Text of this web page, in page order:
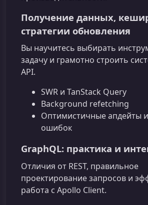
Получение данных,
стратегии обновления
Вы научитесь выбирать
задачу и грамотно строить
API.
SWR и TanStack Query
Background refetching
Оптимистичные апдейты
ошибок
GraphQL: практика и
Отличия от REST, правильное
проектирование запросов и
работа с Apollo Client.